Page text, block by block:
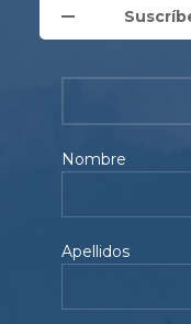
Nombre
Apellidos